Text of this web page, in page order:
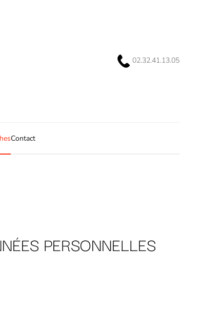
02.32.41.13.05
Contact
PERSONNELLES